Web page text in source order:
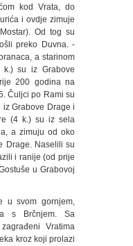
kod Vrata, do
i ovdje zimuje
Od tog su
preko Duvna. -
a starinom
su iz Grabove
200 godina na
Čuljci po Rami su
Grabove Drage i
(4 k.) su iz sela
a zimuju od oko
Drage. Naselili su
i ranije (od prije
u Grabovoj
u svom gornjem,
s Brčnjem. Sa
Vratima
kroz koji prolazi